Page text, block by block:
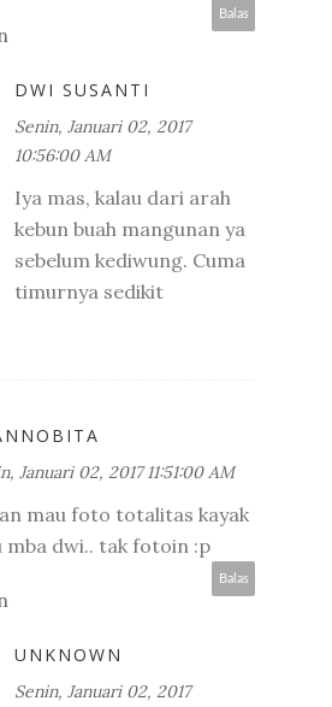
Balas
DWI SUSANTI
Senin, Januari 02, 2017
10:56:00 AM
Iya mas, kalau dari arah
kebun buah mangunan ya
sebelum kediwung. Cuma
timurnya sedikit
Januari 02, 2017 11:51:00 AM
mau foto totalitas kayak
mba dwi.. tak fotoin :p
Balas
UNKNOWN
Senin, Januari 02, 2017